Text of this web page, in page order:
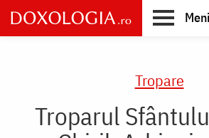
Skip
to
main
Tropare
Troparul